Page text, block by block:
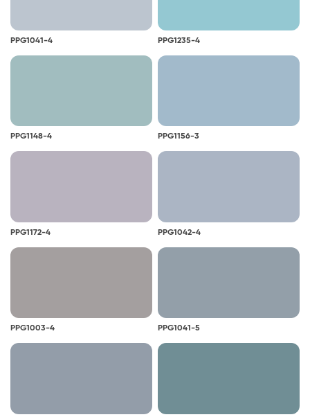
PPG1041-4 PPG1235-4
PPG1148-4 PPG1156-3
PPG1172-4 PPG1042-4
PPG1003-4 PPG1041-5